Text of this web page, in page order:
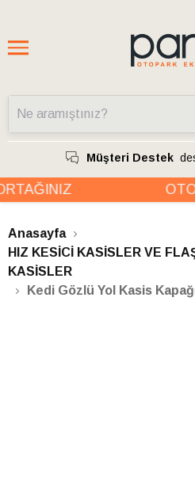
Müşteri Destek
Anasayfa
HIZ KESİCİ KASİSLER VE
KASİSLER
Kedi Gözlü Yol Kasis